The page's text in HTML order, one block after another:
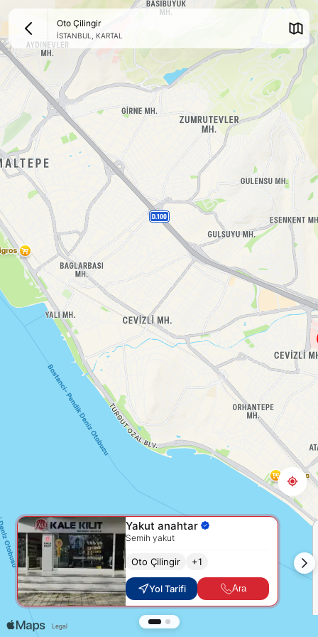
Oto Çilingir
İSTANBUL KARTAL
Yakut anahtar
Semih yakut
Oto Çilingir +1
Yol Tarifi Ara